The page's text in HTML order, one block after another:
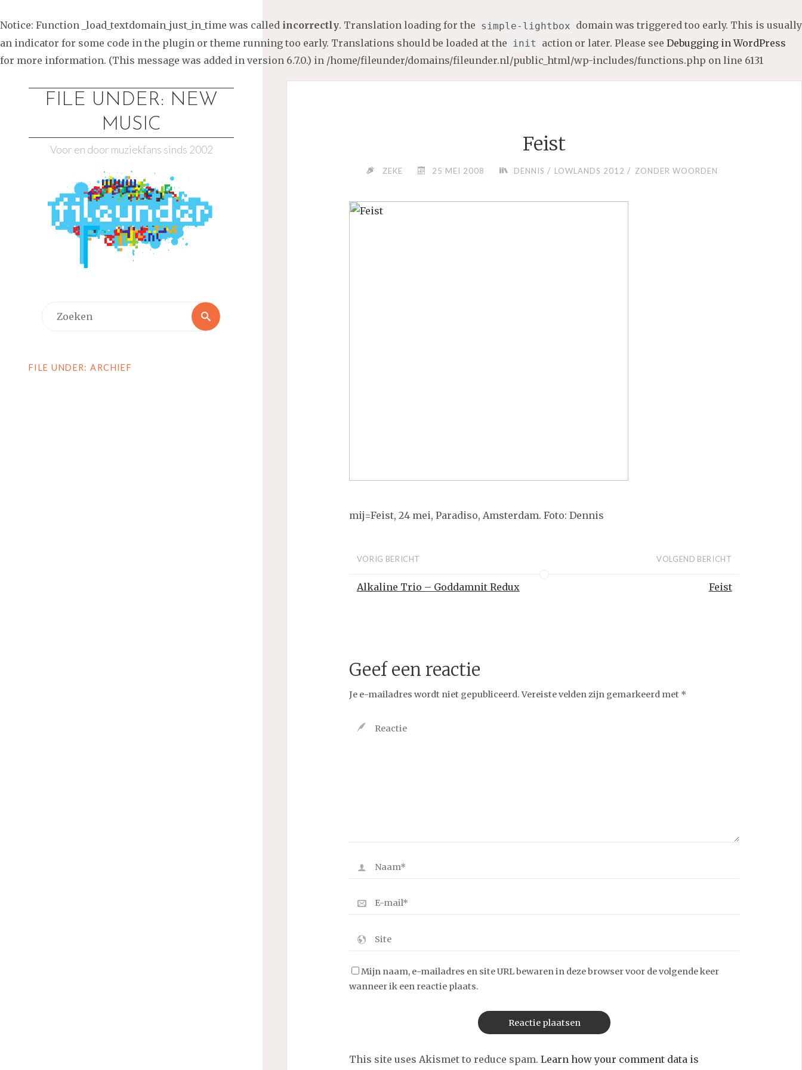
Notice: Function _load_textdomain_just_in_time was called incorrectly. Translation loading for the simple-lightbox domain was triggered too early. This is usually
an indicator for some code in the plugin or theme running too early. Translations should be loaded at the init action or later. Please see Debugging in WordPress
for more information. (This message was added in version 6.7.0.) in /home/fileunder/domains/fileunder.nl/public_html/wp-includes/functions.php on line 6131
FILE UNDER: NEW
MUSIC
Voor en door muziekfans sinds 2002
Zoeken
FILE UNDER: ARCHIEF
Feist
ZEKE 25 MEI 2008 DENNIS / LOWLANDS 2012 / ZONDER WOORDEN
mij=Feist, 24 mei, Paradiso, Amsterdam. Foto: Dennis
VORIG BERICHT
Alkaline Trio – Goddamnit Redux
VOLGEND BERICHT
Feist
Geef een reactie
Je e-mailadres wordt niet gepubliceerd. Vereiste velden zijn gemarkeerd met *
Mijn naam, e-mailadres en site URL bewaren in deze browser voor de volgende keer
wanneer ik een reactie plaats.
This site uses Akismet to reduce spam. Learn how your comment data is